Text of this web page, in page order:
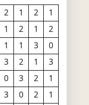
2 1 2
1
1 2 1
2
1 1 3
0
3 2 1
3
0 3 2
1
3 0 2
1